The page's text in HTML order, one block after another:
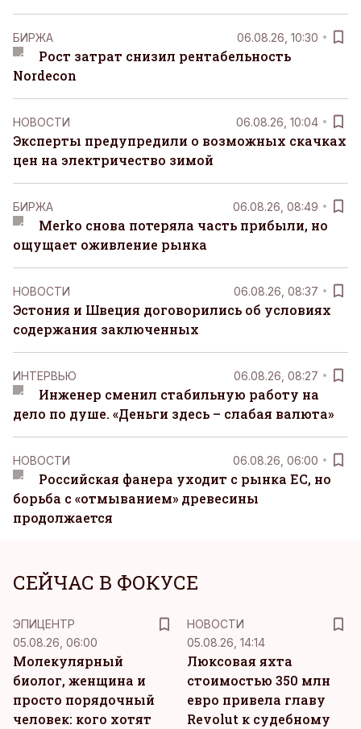
БИРЖА 06.08.26, 10:30
Рост затрат снизил рентабельность
Nordecon
НОВОСТИ 06.08.26, 10:04
Эксперты предупредили о возможных скачках
цен на электричество зимой
БИРЖА 06.08.26, 08:49
Merko снова потеряла часть прибыли, но
ощущает оживление рынка
НОВОСТИ 06.08.26, 08:37
Эстония и Швеция договорились об условиях
содержания заключенных
ИНТЕРВЬЮ 06.08.26, 08:27
Инженер сменил стабильную работу на
дело по душе. «Деньги здесь – слабая валюта»
НОВОСТИ 06.08.26, 06:00
Российская фанера уходит с рынка ЕС, но
борьба с «отмыванием» древесины
продолжается
СЕЙЧАС В ФОКУСЕ
ЭПИЦЕНТР
05.08.26, 06:00
Молекулярный
биолог, женщина и
просто порядочный
человек: кого хотят
НОВОСТИ
05.08.26, 14:14
Люксовая яхта
стоимостью 350 млн
евро привела главу
Revolut к судебному